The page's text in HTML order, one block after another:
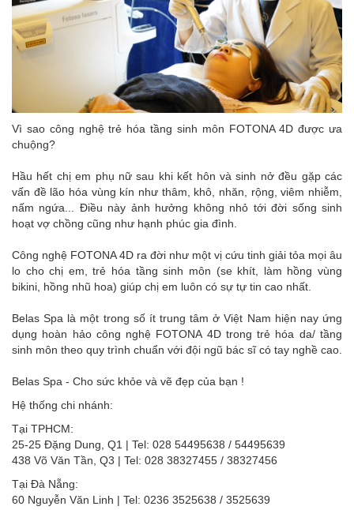
Vì sao công nghệ trẻ hóa tầng sinh môn FOTONA 4D được ưa
chuộng?
Hầu hết chị em phụ nữ sau khi kết hôn và sinh nở đều gặp các
vấn đề lão hóa vùng kín như thâm, khô, nhăn, rộng, viêm nhiễm,
nấm ngứa... Điều này ảnh hưởng không nhỏ tới đời sống sinh
hoạt vợ chồng cũng như hạnh phúc gia đình.
Công nghệ FOTONA 4D ra đời như một vị cứu tinh giải tỏa mọi âu
lo cho chị em, trẻ hóa tầng sinh môn (se khít, làm hồng vùng
bikini, hồng nhũ hoa) giúp chị em luôn có sự tự tin cao nhất.
Belas Spa là một trong số ít trung tâm ở Việt Nam hiện nay ứng
dụng hoàn hảo công nghệ FOTONA 4D trong trẻ hóa da/ tầng
sinh môn theo quy trình chuẩn với đội ngũ bác sĩ có tay nghề cao.
Belas Spa - Cho sức khỏe và vẽ đẹp của bạn !
Hệ thống chi nhánh:
Tại TPHCM:
25-25 Đặng Dung, Q1 | Tel: 028 54495638 / 54495639
438 Võ Văn Tần, Q3 | Tel: 028 38327455 / 38327456
Tại Đà Nẵng:
60 Nguyễn Văn Linh | Tel: 0236 3525638 / 3525639